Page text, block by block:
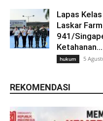
Lapas
Laskar
941/
Ketahanan...
hukum 5
REKOMENDASI